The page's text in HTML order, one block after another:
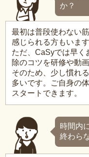
か？
最初は普段使わない
感じられる方もいます
ただ、CaSyでは早く
除のコツを研修や動
そのため、少し慣れ
多いです。ご自身の
スタートできます。
時間内
終わら